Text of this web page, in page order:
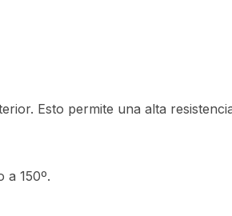
Esto permite una alta
a 150º.